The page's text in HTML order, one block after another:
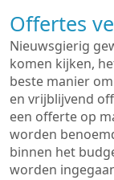
Offertes
Nieuwsgierig
komen kijken,
beste manier
en vrijblijvend
een offerte op
worden
binnen het
worden